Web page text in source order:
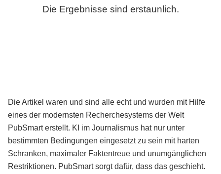
Die Ergebnisse sind erstaunlich.
Die Artikel waren und sind alle echt und wurden mit Hilfe
eines der modernsten Recherchesystems der Welt
PubSmart erstellt. KI im Journalismus hat nur unter
bestimmten Bedingungen eingesetzt zu sein mit harten
Schranken, maximaler Faktentreue und unumgänglichen
Restriktionen. PubSmart sorgt dafür, dass das geschieht.